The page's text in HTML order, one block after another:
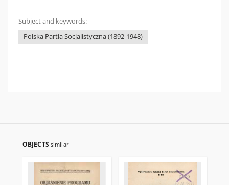
Subject and keywords:
Polska Partia Socjalistyczna (1892-1948)
OBJECTS similar